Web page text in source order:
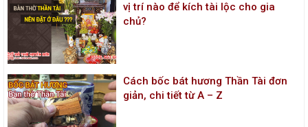
vị trí nào để kích tài lộc cho gia
chủ?
Cách bốc bát hương Thần Tài đơn
giản, chi tiết từ A – Z